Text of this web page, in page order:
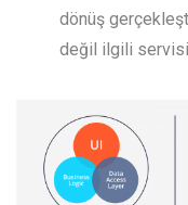
dönüş
değil ilgili